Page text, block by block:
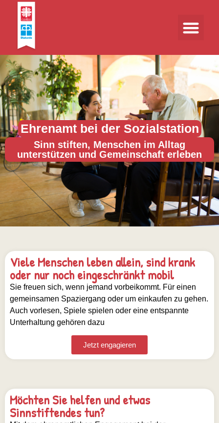
Ehrenamt bei der Sozialstation
Sinn stiften, Menschen im Alltag
unterstützen und Gemeinschaft erleben
Viele Menschen leben allein, sind krank
oder nur noch eingeschränkt mobil
Sie freuen sich, wenn jemand vorbeikommt. Für einen
gemeinsamen Spaziergang oder um einkaufen zu gehen.
Auch vorlesen, Spiele spielen oder eine entspannte
Unterhaltung gehören dazu
Jetzt engagieren
Möchten Sie helfen und etwas
Sinnstiftendes tun?